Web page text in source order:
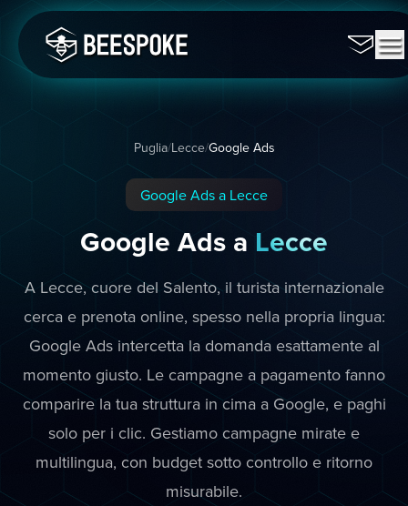
Puglia/Lecce/Google Ads
Google Ads a Lecce
Google Ads a Lecce
A Lecce, cuore del Salento, il turista internazionale
cerca e prenota online, spesso nella propria lingua:
Google Ads intercetta la domanda esattamente al
momento giusto. Le campagne a pagamento fanno
comparire la tua struttura in cima a Google, e paghi
solo per i clic. Gestiamo campagne mirate e
multilingua, con budget sotto controllo e ritorno
misurabile.